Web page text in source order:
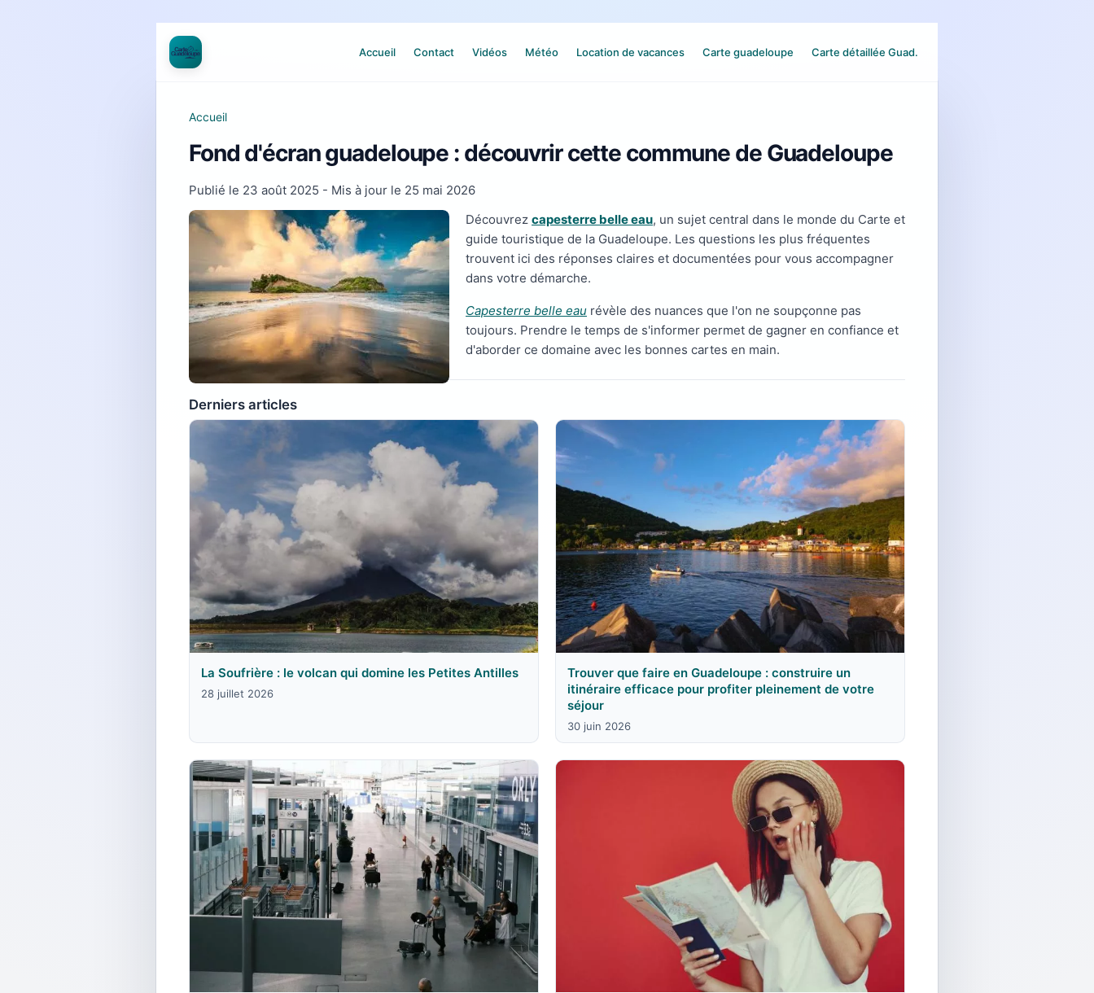
Accueil Contact Vidéos Météo Location de vacances Carte guadeloupe Carte détaillée Guad.
Accueil
Fond d'écran guadeloupe : découvrir cette commune de Guadeloupe
Publié le 23 août 2025 - Mis à jour le 25 mai 2026
Découvrez capesterre belle eau, un sujet central dans le monde du Carte et
guide touristique de la Guadeloupe. Les questions les plus fréquentes
trouvent ici des réponses claires et documentées pour vous accompagner
dans votre démarche.
Capesterre belle eau révèle des nuances que l'on ne soupçonne pas
toujours. Prendre le temps de s'informer permet de gagner en confiance et
d'aborder ce domaine avec les bonnes cartes en main.
Derniers articles
La Soufrière : le volcan qui domine les Petites Antilles
28 juillet 2026
Trouver que faire en Guadeloupe : construire un
itinéraire efficace pour profiter pleinement de votre
séjour
30 juin 2026